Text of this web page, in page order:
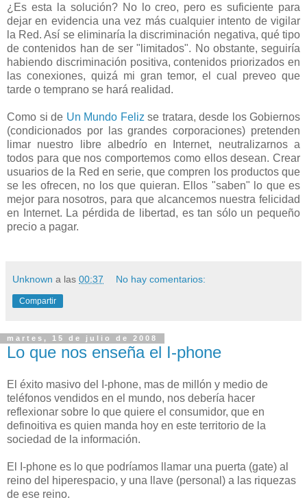
¿Es esta la solución? No lo creo, pero es suficiente para
dejar en evidencia una vez más cualquier intento de vigilar
la Red. Así se eliminaría la discriminación negativa, qué tipo
de contenidos han de ser "limitados". No obstante, seguiría
habiendo discriminación positiva, contenidos priorizados en
las conexiones, quizá mi gran temor, el cual preveo que
tarde o temprano se hará realidad.
Como si de Un Mundo Feliz se tratara, desde los Gobiernos
(condicionados por las grandes corporaciones) pretenden
limar nuestro libre albedrío en Internet, neutralizarnos a
todos para que nos comportemos como ellos desean. Crear
usuarios de la Red en serie, que compren los productos que
se les ofrecen, no los que quieran. Ellos "saben" lo que es
mejor para nosotros, para que alcancemos nuestra felicidad
en Internet. La pérdida de libertad, es tan sólo un pequeño
precio a pagar.
Unknown a las 00:37 No hay comentarios:
Compartir
martes, 15 de julio de 2008
Lo que nos enseña el I-phone
El éxito masivo del I-phone, mas de millón y medio de
teléfonos vendidos en el mundo, nos debería hacer
reflexionar sobre lo que quiere el consumidor, que en
definoitiva es quien manda hoy en este territorio de la
sociedad de la información.
El I-phone es lo que podríamos llamar una puerta (gate) al
reino del hiperespacio, y una llave (personal) a las riquezas
de ese reino.